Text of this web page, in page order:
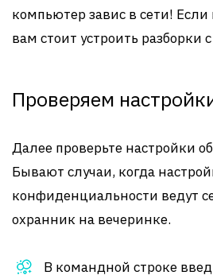
компьютер завис в сети!
вам стоит устроить разборки
Проверяем
Далее проверьте настройки
Бывают случаи, когда
конфиденциальности ведут
охранник на вечеринке.
В командной строке